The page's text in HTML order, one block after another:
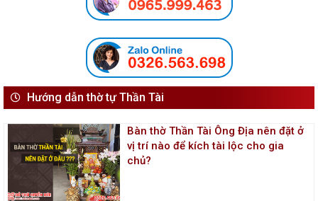
Hướng dẫn thờ tự Thần Tài
Bàn thờ Thần Tài Ông Địa nên đặt ở
vị trí nào để kích tài lộc cho gia
chủ?